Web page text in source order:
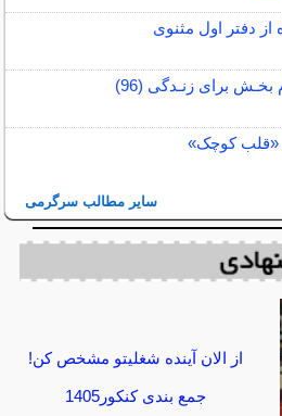
از دفتر اول مثنوی
بخـش برای زنـدگی (96)
«قلب کوچک»
سایر مطالب سرگرمی
از الان آینده شغلیتو مشخص کن!
جمع بندی کنکور1405